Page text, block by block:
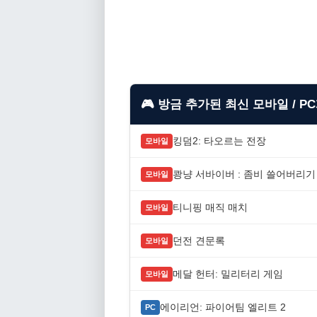
🎮 방금 추가된 최신 모바일 /
모바일 킹덤2: 타오르는 전장
모바일 쾅냥 서바이버 : 좀비 쓸어버리기
모바일 티니핑 매직 매치
모바일 던전 견문록
모바일 메달 헌터: 밀리터리 게임
PC 에이리언: 파이어팀 엘리트 2